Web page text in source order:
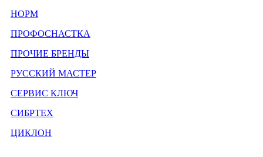
НОРМ
ПРОФОСНАСТКА
ПРОЧИЕ БРЕНДЫ
РУССКИЙ МАСТЕР
СЕРВИС КЛЮЧ
СИБРТЕХ
ЦИКЛОН